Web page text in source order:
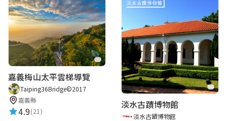
嘉義梅山太平雲梯導覽
Taiping36Bridge©2017
嘉義縣
4.9(21)
淡水古蹟博物館
淡水古蹟博物館